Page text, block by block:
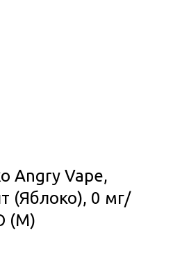
Angry Vape,
(Яблоко), 0 мг/
(М)